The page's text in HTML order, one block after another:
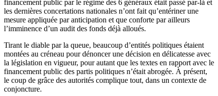
financement public par le régime des 6 généraux était passé par-là et
les dernières concertations nationales n’ont fait qu’entériner une
mesure appliquée par anticipation et que conforte par ailleurs
l’imminence d’un audit des fonds déjà alloués.
Tirant le diable par la queue, beaucoup d’entités politiques étaient
montées au créneau pour dénoncer une décision en délicatesse avec
la législation en vigueur, pour autant que les textes en rapport avec le
financement public des partis politiques n’était abrogée. À présent,
le coup de grâce des autorités complique tout, dans un contexte de
conjoncture.